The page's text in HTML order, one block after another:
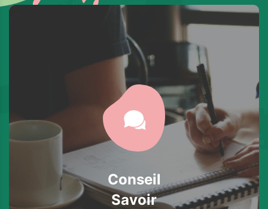
Conseil
Savoir